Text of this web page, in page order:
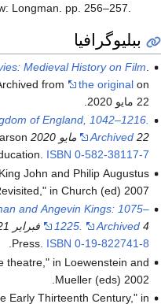
Longman. pp. 256–257.
ببليوگرافيا
Medieval History on Film
from the originalon
22 مايو 2020.
of England, 1042–1216.
Archived22 مايو 2020 at the
ISBN 0-582-38117-7
John and Philip Augustus
in Church (ed) 2007.
and Angevin Kings: 1075–
1225.
Archived4 فبراير 2021 at the
Press. ISBN 0-19-822741-8
.
theatre," in Loewenstein and
Mueller (eds) 2002.
Early Thirteenth Century," in